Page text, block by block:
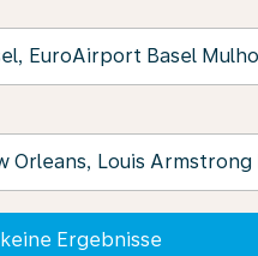
Ergebnisse